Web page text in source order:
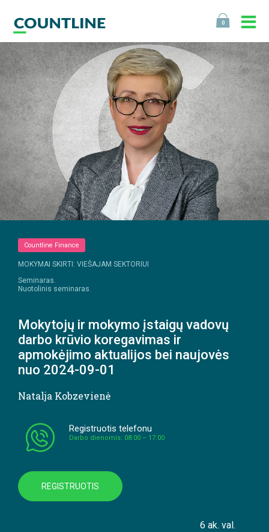
0
Countline Finance
MOKYMAI SKIRTI: VIEŠAJAM SEKTORIUI
Seminaras.
Nuotolinis seminaras.
Mokytojų ir mokymo įstaigų vadovų
darbo krūvio koregavimas ir
apmokėjimo aktualijos bei naujovės
nuo 2024-09-01
Natalja Kobzevienė
Registruotis telefonu
Darbo dienomis: 08:00 – 17:00
REGISTRUOTIS
6 ak. val.